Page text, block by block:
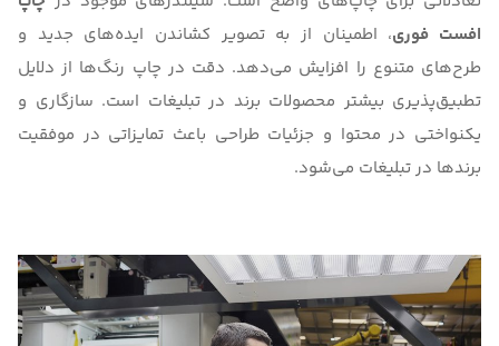
افست فوری، اطمینان از به تصویر کشاندن ایده‌های جدید و
طرح‌های متنوع را افزایش می‌دهد. دقت در چاپ رنگ‌‌ها از دلایل
تطبیق‌پذیری بیشتر محصولات برند در تبلیغات است. سازگاری و
یکنواختی در محتوا و جزئیات طراحی باعث تمایزاتی در موفقیت
برندها در تبلیغات می‌شود.